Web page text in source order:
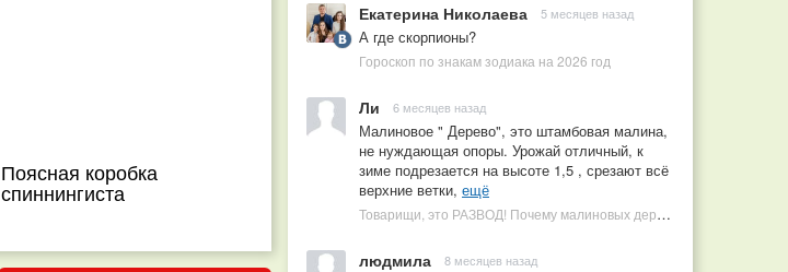
Поясная коробка
спиннингиста
Екатерина Николаева 5 месяцев назад
А где скорпионы?
Гороскоп по знакам зодиака на 2026 год
Ли 6 месяцев назад
Малиновое " Дерево", это штамбовая малина,
не нуждающая опоры. Урожай отличный, к
зиме подрезается на высоте 1,5 , срезают всё
верхние ветки, ещё
Товарищи, это РАЗВОД! Почему малиновых деревьев не бывает, или Как ушлые продавцы наживаются на мечтах садоводов
людмила 8 месяцев назад